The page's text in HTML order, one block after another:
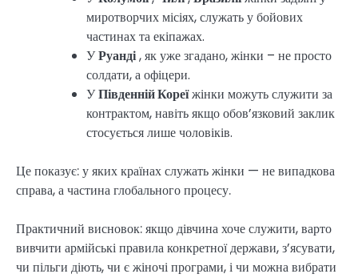
миротворчих місіях, служать у бойових
частинах та екіпажах.
УРуанді, як уже згадано, жінки – не просто
солдати, а офіцери.
УПівденній Кореїжінки можуть служити за
контрактом, навіть якщо обов’язковий заклик
стосується лише чоловіків.
Це показує: у яких країнах служать жінки — не випадкова
справа, а частина глобального процесу.
Практичний висновок: якщо дівчина хоче служити, варто
вивчити армійські правила конкретної держави, з’ясувати,
чи пільги діють, чи є жіночі програми, і чи можна вибрати